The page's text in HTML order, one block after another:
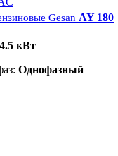
Gesan AY 180
4.5 кВт
Однофазный